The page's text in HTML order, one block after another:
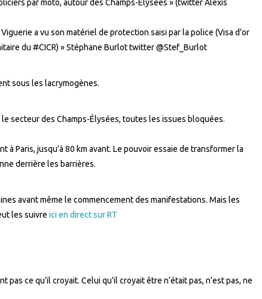
par moto, autour des Champs-Elysées » (twitter Alexis
a vu son matériel de protection saisi par la police (Visa d’or
du #CICR) » Stéphane Burlot twitter@Stef_Burlot
sous les lacrymogènes.
secteur des Champs-Élysées, toutes les issues bloquées.
à Paris, jusqu’à 80 km avant. Le pouvoir essaie de transformer la
derrière les barrières.
avant même le commencement des manifestations. Mais les
les suivre ici en direct sur RT
pas ce qu’il croyait. Celui qu’il croyait être n’était pas, n’est pas, ne